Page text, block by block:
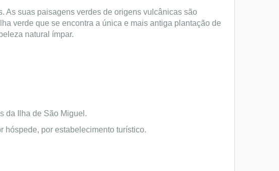
As suas paisagens verdes de origens vulcânicas são
verde que se encontra a única e mais antiga plantação de
natural ímpar.
da Ilha de São Miguel.
hóspede, por estabelecimento turístico.